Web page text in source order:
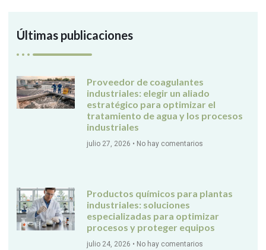
Últimas publicaciones
Proveedor de coagulantes
industriales: elegir un aliado
estratégico para optimizar el
tratamiento de agua y los procesos
industriales
julio 27, 2026 No hay comentarios
Productos químicos para plantas
industriales: soluciones
especializadas para optimizar
procesos y proteger equipos
julio 24, 2026 No hay comentarios